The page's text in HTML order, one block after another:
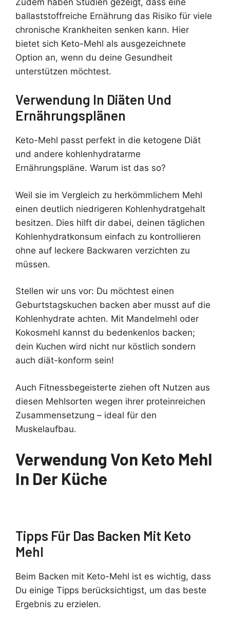
ballaststoffreiche Ernährung das Risiko für viele
chronische Krankheiten senken kann. Hier
bietet sich Keto-Mehl als ausgezeichnete
Option an, wenn du deine Gesundheit
unterstützen möchtest.
Verwendung In Diäten Und
Ernährungsplänen
Keto-Mehl passt perfekt in die ketogene Diät
und andere kohlenhydratarme
Ernährungspläne. Warum ist das so?
Weil sie im Vergleich zu herkömmlichem Mehl
einen deutlich niedrigeren Kohlenhydratgehalt
besitzen. Dies hilft dir dabei, deinen täglichen
Kohlenhydratkonsum einfach zu kontrollieren
ohne auf leckere Backwaren verzichten zu
müssen.
Stellen wir uns vor: Du möchtest einen
Geburtstagskuchen backen aber musst auf die
Kohlenhydrate achten. Mit Mandelmehl oder
Kokosmehl kannst du bedenkenlos backen;
dein Kuchen wird nicht nur köstlich sondern
auch diät-konform sein!
Auch Fitnessbegeisterte ziehen oft Nutzen aus
diesen Mehlsorten wegen ihrer proteinreichen
Zusammensetzung – ideal für den
Muskelaufbau.
Verwendung Von Keto Mehl
In Der Küche
Tipps Für Das Backen Mit Keto
Mehl
Beim Backen mit Keto-Mehl ist es wichtig, dass
Du einige Tipps berücksichtigst, um das beste
Ergebnis zu erzielen.